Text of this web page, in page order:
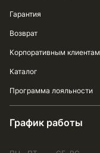
Гарантия
Возврат
Корпоративным клиентам
Каталог
Программа лояльности
График работы